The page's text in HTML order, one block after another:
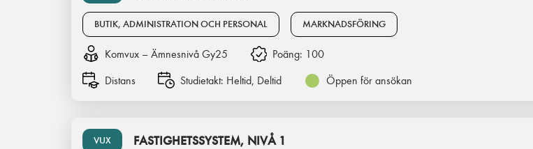
BUTIK, ADMINISTRATION OCH PERSONAL MARKNADSFÖRING
Komvux – Ämnesnivå Gy25 Poäng: 100
Distans
Studietakt: Heltid, Deltid Öppen för ansökan
VUX FASTIGHETSSYSTEM, NIVÅ 1